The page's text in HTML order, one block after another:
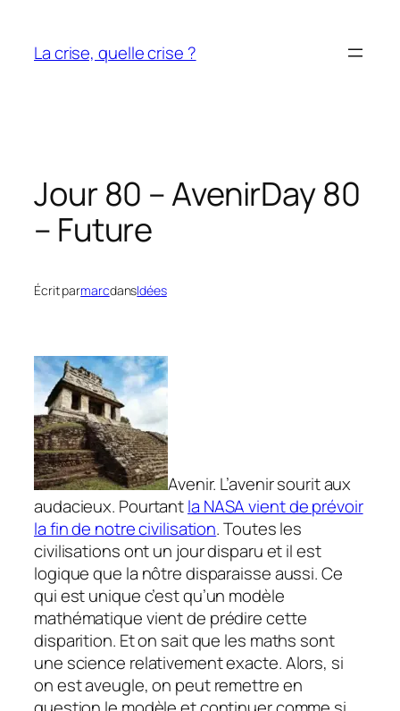
contenu
La crise, quelle crise ?
Jour 80 – AvenirDay 80
– Future
Écrit parmarcdansIdées
Avenir. L’avenir sourit aux
audacieux. Pourtantla NASA vient de prévoir
la fin de notre civilisation. Toutes les
civilisations ont un jour disparu et il est
logique que la nôtre disparaisse aussi. Ce
qui est unique c’est qu’un modèle
mathématique vient de prédire cette
disparition. Et on sait que les maths sont
une science relativement exacte. Alors, si
on est aveugle, on peut remettre en